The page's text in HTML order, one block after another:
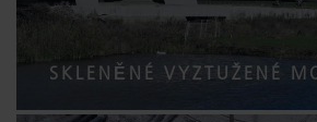
SKLENĚNÉ VYZTUŽENÉ